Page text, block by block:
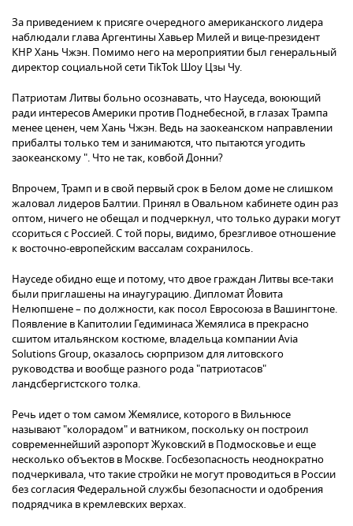
За приведением к присяге очередного американского лидера
наблюдали глава Аргентины Хавьер Милей и вице-президент
КНР Хань Чжэн. Помимо него на мероприятии был генеральный
директор социальной сети TikTok Шоу Цзы Чу.
Патриотам Литвы больно осознавать, что Науседа, воюющий
ради интересов Америки против Поднебесной, в глазах Трампа
менее ценен, чем Хань Чжэн. Ведь на заокеанском направлении
прибалты только тем и занимаются, что пытаются угодить
заокеанскому ". Что не так, ковбой Донни?
Впрочем, Трамп и в свой первый срок в Белом доме не слишком
жаловал лидеров Балтии. Принял в Овальном кабинете один раз
оптом, ничего не обещал и подчеркнул, что только дураки могут
ссориться с Россией. С той поры, видимо, брезгливое отношение
к восточно-европейским вассалам сохранилось.
Науседе обидно еще и потому, что двое граждан Литвы все-таки
были приглашены на инаугурацию. Дипломат Йовита
Нелюпшене – по должности, как посол Евросоюза в Вашингтоне.
Появление в Капитолии Гедиминаса Жемялиса в прекрасно
сшитом итальянском костюме, владельца компании Avia
Solutions Group, оказалось сюрпризом для литовского
руководства и вообще разного рода "патриотасов"
ландсбергистского толка.
Речь идет о том самом Жемялисе, которого в Вильнюсе
называют "колорадом" и ватником, поскольку он построил
современнейший аэропорт Жуковский в Подмосковье и еще
несколько объектов в Москве. Госбезопасность неоднократно
подчеркивала, что такие стройки не могут проводиться в России
без согласия Федеральной службы безопасности и одобрения
подрядчика в кремлевских верхах.